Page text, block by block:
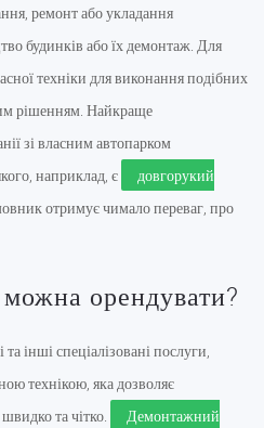
ремонт або укладання
будинків або їх демонтаж. Для
техніки для виконання подібних
рішенням. Найкраще
зі власним автопарком
наприклад, є
довгорукий
отримує чимало переваг, про
орендувати?
інші спеціалізовані послуги,
технікою, яка дозволяє
та чітко.
Демонтажний